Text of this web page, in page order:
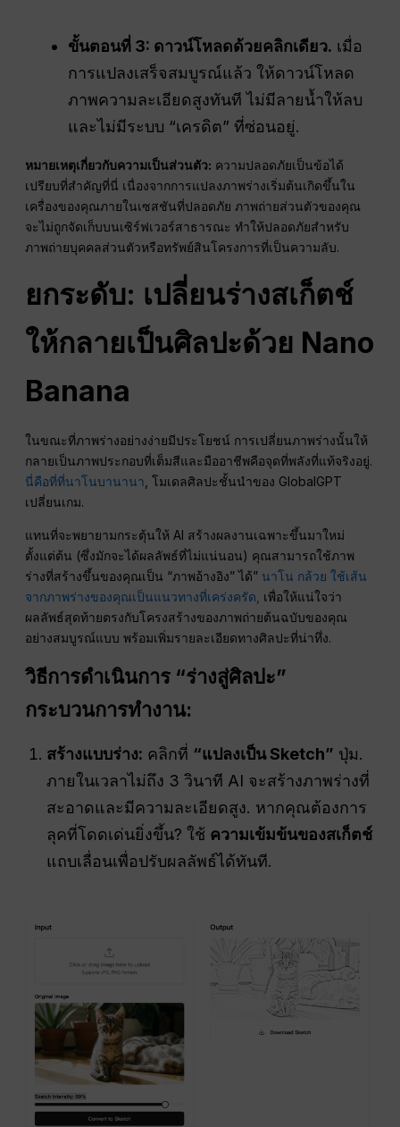
ขั้นตอนที่ 3: ดาวน์โหลดด้วยคลิกเดียว. เมื่อ
การแปลงเสร็จสมบูรณ์แล้ว ให้ดาวน์โหลด
ภาพความละเอียดสูงทันที ไม่มีลายน้ำให้ลบ
และไม่มีระบบ “เครดิต” ที่ซ่อนอยู่.
หมายเหตุเกี่ยวกับความเป็นส่วนตัว: ความปลอดภัยเป็นข้อได้
เปรียบที่สำคัญที่นี่ เนื่องจากการแปลงภาพร่างเริ่มต้นเกิดขึ้นใน
เครื่องของคุณภายในเซสชันที่ปลอดภัย ภาพถ่ายส่วนตัวของคุณ
จะไม่ถูกจัดเก็บบนเซิร์ฟเวอร์สาธารณะ ทำให้ปลอดภัยสำหรับ
ภาพถ่ายบุคคลส่วนตัวหรือทรัพย์สินโครงการที่เป็นความลับ.
ยกระดับ: เปลี่ยนร่างสเก็ตช์
ให้กลายเป็นศิลปะด้วย Nano
Banana
ในขณะที่ภาพร่างอย่างง่ายมีประโยชน์ การเปลี่ยนภาพร่างนั้นให้
กลายเป็นภาพประกอบที่เต็มสีและมืออาชีพคือจุดที่พลังที่แท้จริงอยู่.
นี่คือที่ที่นาโนบานานา , โมเดลศิลปะชั้นนำของ GlobalGPT
เปลี่ยนเกม.
แทนที่จะพยายามกระตุ้นให้ AI สร้างผลงานเฉพาะขึ้นมาใหม่
ตั้งแต่ต้น (ซึ่งมักจะได้ผลลัพธ์ที่ไม่แน่นอน) คุณสามารถใช้ภาพ
ร่างที่สร้างขึ้นของคุณเป็น “ภาพอ้างอิง” ได้” นาโน กล้วย ใช้เส้น
จากภาพร่างของคุณเป็นแนวทางที่เคร่งครัด, เพื่อให้แน่ใจว่า
ผลลัพธ์สุดท้ายตรงกับโครงสร้างของภาพถ่ายต้นฉบับของคุณ
อย่างสมบูรณ์แบบ พร้อมเพิ่มรายละเอียดทางศิลปะที่น่าทึ่ง.
วิธีการดำเนินการ “ร่างสู่ศิลปะ”
กระบวนการทำงาน:
สร้างแบบร่าง: คลิกที่ “แปลงเป็น Sketch” ปุ่ม.
ภายในเวลาไม่ถึง 3 วินาที AI จะสร้างภาพร่างที่
สะอาดและมีความละเอียดสูง. หากคุณต้องการ
ลุคที่โดดเด่นยิ่งขึ้น? ใช้ ความเข้มข้นของสเก็ตช์
แถบเลื่อนเพื่อปรับผลลัพธ์ได้ทันที.